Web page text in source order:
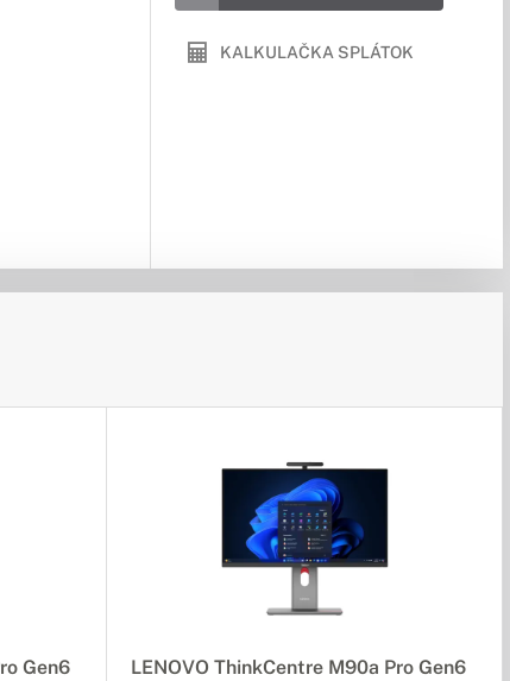
KALKULAČKA SPLÁTOK
Gen6
LENOVO ThinkCentre M90a Pro Gen6